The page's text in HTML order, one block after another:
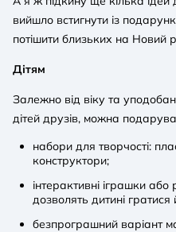
вийшло встигнути із
потішити близьких на Новий
Дітям
Залежно від віку та
дітей друзів, можна
набори для творчості:
конструктори;
інтерактивні іграшки
дозволять дитині
безпрограшний варіант